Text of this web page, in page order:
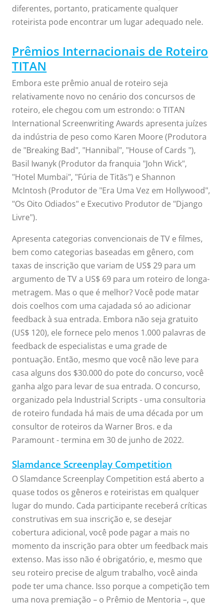
diferentes, portanto, praticamente qualquer
roteirista pode encontrar um lugar adequado nele.
Prêmios Internacionais de Roteiro
TITAN
Embora este prêmio anual de roteiro seja
relativamente novo no cenário dos concursos de
roteiro, ele chegou com um estrondo: o TITAN
International Screenwriting Awards apresenta juízes
da indústria de peso como Karen Moore (Produtora
de "Breaking Bad", "Hannibal", "House of Cards "),
Basil Iwanyk (Produtor da franquia "John Wick",
"Hotel Mumbai", "Fúria de Titãs") e Shannon
McIntosh (Produtor de "Era Uma Vez em Hollywood",
"Os Oito Odiados" e Executivo Produtor de "Django
Livre").
Apresenta categorias convencionais de TV e filmes,
bem como categorias baseadas em gênero, com
taxas de inscrição que variam de US$ 29 para um
argumento de TV a US$ 69 para um roteiro de longa-
metragem. Mas o que é melhor? Você pode matar
dois coelhos com uma cajadada só ao adicionar
feedback à sua entrada. Embora não seja gratuito
(US$ 120), ele fornece pelo menos 1.000 palavras de
feedback de especialistas e uma grade de
pontuação. Então, mesmo que você não leve para
casa alguns dos $30.000 do pote do concurso, você
ganha algo para levar de sua entrada. O concurso,
organizado pela Industrial Scripts - uma consultoria
de roteiro fundada há mais de uma década por um
consultor de roteiros da Warner Bros. e da
Paramount - termina em 30 de junho de 2022.
Slamdance Screenplay Competition
O Slamdance Screenplay Competition está aberto a
quase todos os gêneros e roteiristas em qualquer
lugar do mundo. Cada participante receberá críticas
construtivas em sua inscrição e, se desejar
cobertura adicional, você pode pagar a mais no
momento da inscrição para obter um feedback mais
extenso. Mas isso não é obrigatório, e, mesmo que
seu roteiro precise de algum trabalho, você ainda
pode ter uma chance. Isso porque a competição tem
uma nova premiação – o Prêmio de Mentoria –, que